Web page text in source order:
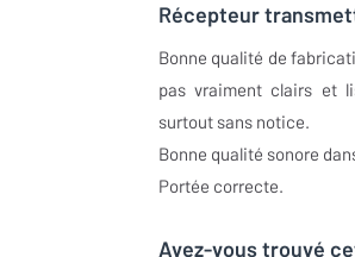
Récepteur
Bonne qualité de
pas vraiment clairs et
surtout sans notice.
Bonne qualité sonore
Portée correcte.
Avez-vous trouvé